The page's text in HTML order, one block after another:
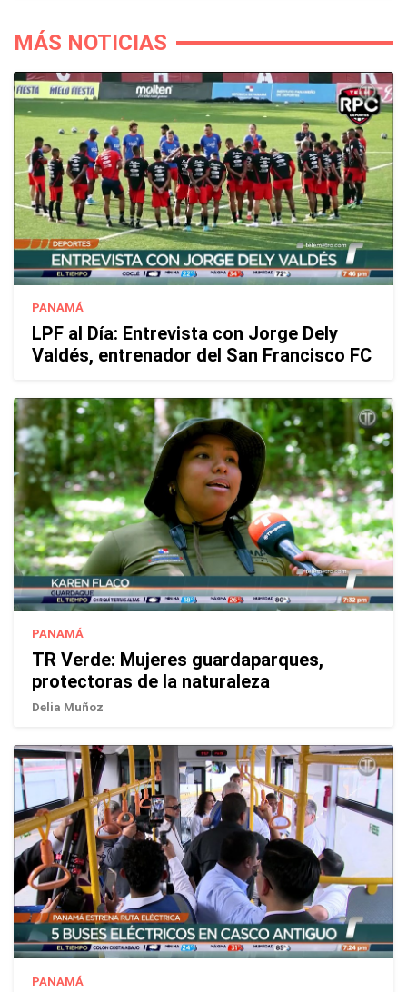
MÁS NOTICIAS
PANAMÁ
LPF al Día: Entrevista con Jorge Dely
Valdés, entrenador del San Francisco FC
PANAMÁ
TR Verde: Mujeres guardaparques,
protectoras de la naturaleza
Delia Muñoz
PANAMÁ